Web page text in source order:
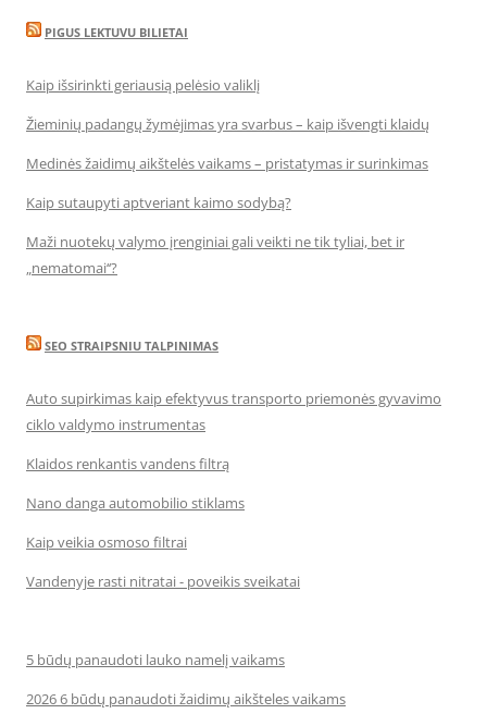
PIGUS LEKTUVU BILIETAI
Kaip išsirinkti geriausią pelėsio valiklį
Žieminių padangų žymėjimas yra svarbus – kaip išvengti klaidų
Medinės žaidimų aikštelės vaikams – pristatymas ir surinkimas
Kaip sutaupyti aptveriant kaimo sodybą?
Maži nuotekų valymo įrenginiai gali veikti ne tik tyliai, bet ir
„nematomai‘‘?
SEO STRAIPSNIU TALPINIMAS
Auto supirkimas kaip efektyvus transporto priemonės gyvavimo
ciklo valdymo instrumentas
Klaidos renkantis vandens filtrą
Nano danga automobilio stiklams
Kaip veikia osmoso filtrai
Vandenyje rasti nitratai - poveikis sveikatai
5 būdų panaudoti lauko namelį vaikams
2026 6 būdų panaudoti žaidimų aikšteles vaikams